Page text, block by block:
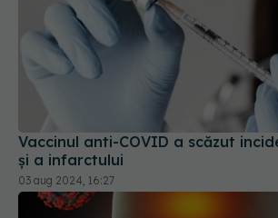
Vaccinul anti-COVID a scăzut
și a infarctului
03 aug 2024, 16:27